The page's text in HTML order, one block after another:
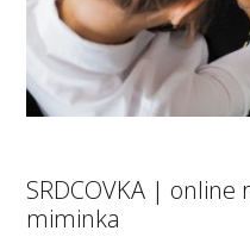
SRDCOVKA |
miminka